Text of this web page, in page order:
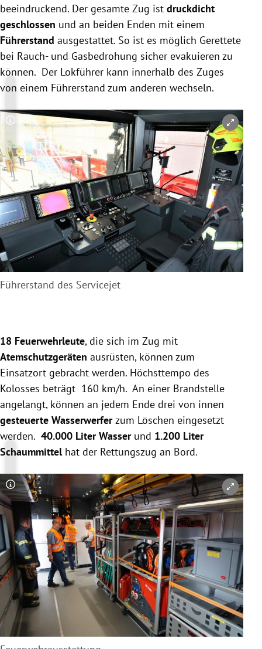
beeindruckend. Der gesamte Zug ist druckdicht
geschlossen und an beiden Enden mit einem
Führerstand ausgestattet. So ist es möglich Gerettete
bei Rauch- und Gasbedrohung sicher evakuieren zu
können. Der Lokführer kann innerhalb des Zuges
von einem Führerstand zum anderen wechseln.
Copyright-Hinweis öffnen/schließen
Führerstand des Servicejet
18 Feuerwehrleute, die sich im Zug mit
Atemschutzgeräten ausrüsten, können zum
Einsatzort gebracht werden. Höchsttempo des
Kolosses beträgt 160 km/h. An einer Brandstelle
angelangt, können an jedem Ende drei von innen
gesteuerte Wasserwerferzum Löschen eingesetzt
werden. 40.000 Liter Wasser und 1.200 Liter
Schaummittel hat der Rettungszug an Bord.
Copyright-Hinweis öffnen/schließen